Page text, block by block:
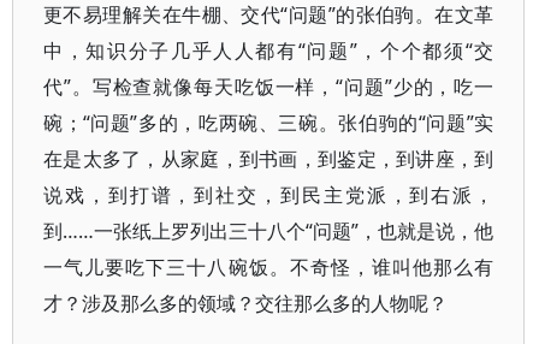
更不易理解关在牛棚、交代“问题”的张伯驹。在文革
中，知识分子几乎人人都有“问题”，个个都须“交
代”。写检查就像每天吃饭一样，“问题”少的，吃一
碗；“问题”多的，吃两碗、三碗。张伯驹的“问题”实
在是太多了，从家庭，到书画，到鉴定，到讲座，到
说戏，到打谱，到社交，到民主党派，到右派，
到……一张纸上罗列出三十八个“问题”，也就是说，他
一气儿要吃下三十八碗饭。不奇怪，谁叫他那么有
才？涉及那么多的领域？交往那么多的人物呢？